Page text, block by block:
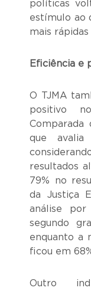
políticas
estímulo ao
mais
Eficiência e
O TJMA
positivo
Comparada
que
resultados
79% no
da Justiça
análise por
segundo
enquanto a
ficou em
Outro